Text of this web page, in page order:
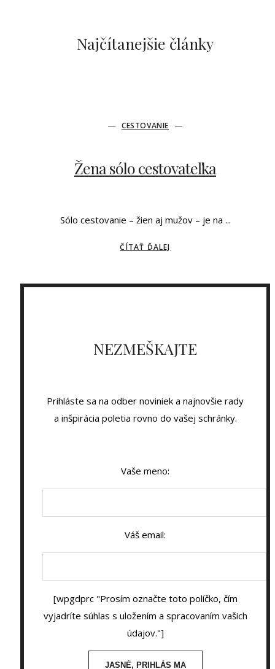
Najčítanejšie články
CESTOVANIE
Žena sólo cestovateľka
Sólo cestovanie – žien aj mužov – je na ...
ČÍTAŤ ĎALEJ
NEZMEŠKAJTE
Prihláste sa na odber noviniek a najnovšie rady
a inšpirácia poletia rovno do vašej schránky.
Vaše meno:
Váš email:
[wpgdprc "Prosím označte toto políčko, čím
vyjadríte súhlas s uložením a spracovaním vašich
údajov."]